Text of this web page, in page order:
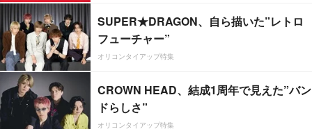
SUPER★DRAGON、自ら描いた”レトロ
フューチャー”
オリコンタイアップ特集
CROWN HEAD、結成1周年で見えた”バン
ドらしさ”
オリコンタイアップ特集